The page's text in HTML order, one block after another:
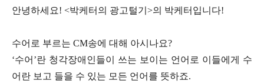
안녕하세요! <박케터의 광고털기>의 박케터입니다!
수어로 부르는 CM송에 대해 아시나요?
‘수어’란 청각장애인들이 쓰는 보이는 언어로 이들에게 수
어란 보고 들을 수 있는 모든 언어를 뜻하죠.